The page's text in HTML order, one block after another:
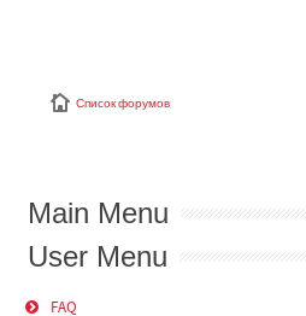
Список форумов
Main Menu
User Menu
FAQ